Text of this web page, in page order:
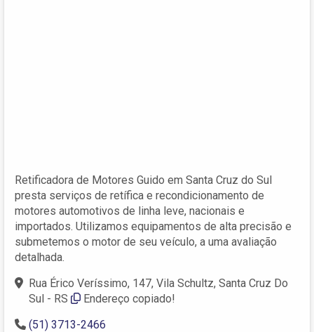
Retificadora de Motores Guido em Santa Cruz do Sul
presta serviços de retífica e recondicionamento de
motores automotivos de linha leve, nacionais e
importados. Utilizamos equipamentos de alta precisão e
submetemos o motor de seu veículo, a uma avaliação
detalhada.
Rua Érico Veríssimo, 147, Vila Schultz, Santa Cruz Do
Sul - RS
Endereço copiado!
(51) 3713-2466